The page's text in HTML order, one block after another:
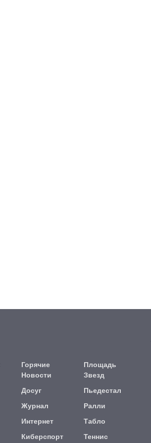
Горячие
Новости
Досуг
Журнал
Интернет
Киберспорт
Площадь
Звезд
Пьедестал
Ралли
Табло
Теннис